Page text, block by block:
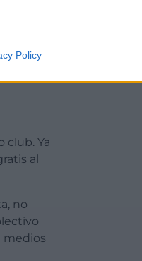
Policy
de su
club. Ya
al
no
medios